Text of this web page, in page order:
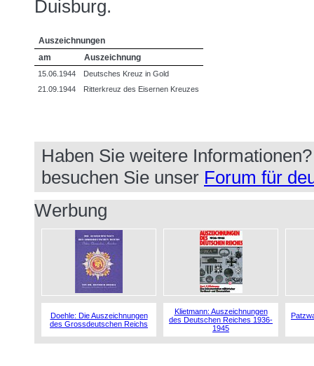
Duisburg.
Auszeichnungen
am
Auszeichnung
15.06.1944
Deutsches Kreuz in Gold
21.09.1944
Ritterkreuz des Eisernen Kreuzes
Haben Sie weitere
besuchen Sie unser Forum für
Werbung
Doehle: Die Auszeichnungen
des Grossdeutschen Reichs
Klietmann: Auszeichnungen
des Deutschen Reiches 1936-
1945